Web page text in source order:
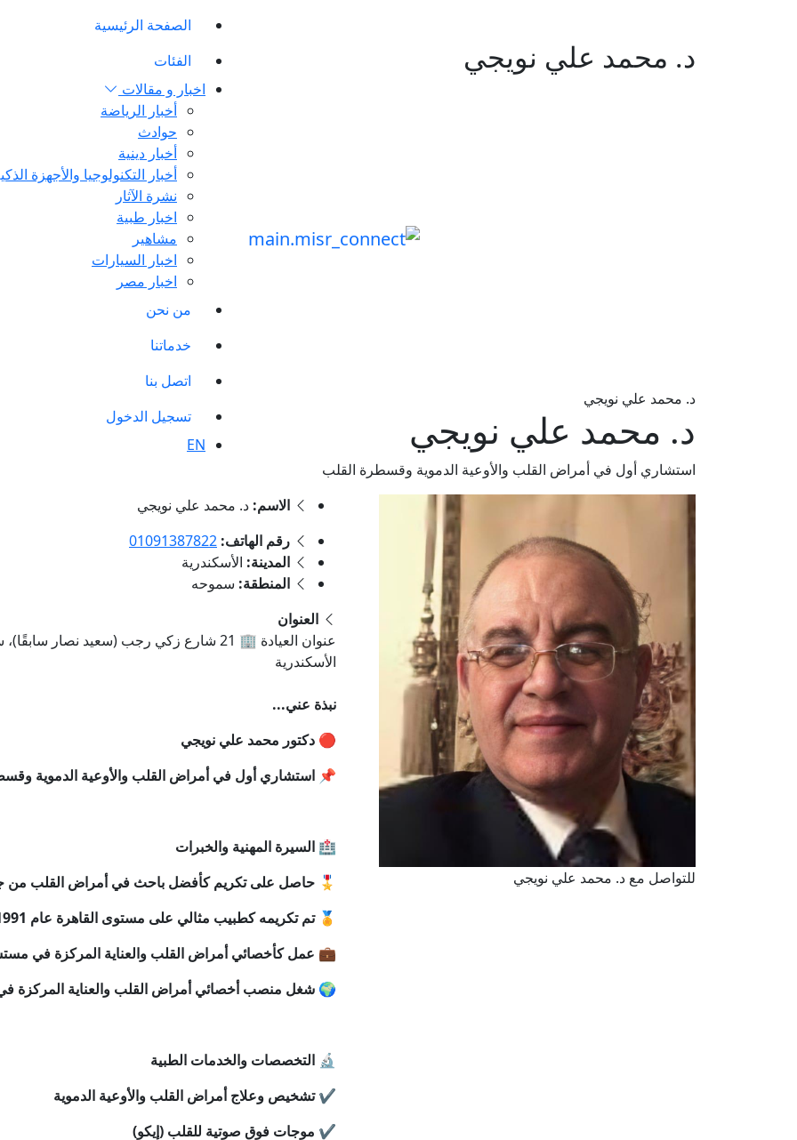
الصفحة الرئيسية
الفئات
اخبار و مقالات
أخبار الرياضة
حوادث
أخبار دينية
أخبار التكنولوجيا والأجهزة
نشرة الآثار
اخبار طبية
مشاهير
اخبار السيارات
اخبار مصر
من نحن
خدماتنا
اتصل بنا
تسجيل الدخول
EN
د. محمد علي نويجي
د. محمد علي نويجي
د. محمد علي نويجي
استشاري أول في أمراض القلب والأوعية الدموية وقسطرة القلب
للتواصل مع د. محمد علي نويجي
الاسم: د. محمد علي نويجي
رقم الهاتف: 01091387822
المدينة: الأسكندرية
المنطقة: سموحه
العنوان
عنوان العيادة 🏢 21 شارع زكي رجب (سعيد
الأسكندرية
نبذة عني...
🔴 دكتور محمد علي نويجي
📌 استشاري أول في أمراض القلب والأوعية الدموية
🏥 السيرة المهنية والخبرات
🎖 حاصل على تكريم كأفضل باحث في أمراض القلب من
🏅 تم تكريمه كطبيب مثالي على مستوى القاهرة عام 1991
💼 عمل كأخصائي أمراض القلب والعناية المركزة في
🌍 شغل منصب أخصائي أمراض القلب والعناية المركزة
🔬 التخصصات والخدمات الطبية
✔️ تشخيص وعلاج أمراض القلب والأوعية الدموية
✔️ موجات فوق صوتية للقلب (إيكو)